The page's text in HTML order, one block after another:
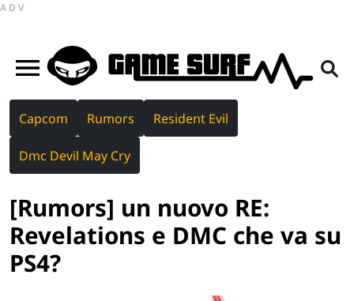
ADV
Capcom Rumors Resident Evil
Dmc Devil May Cry
[Rumors] un nuovo RE:
Revelations e DMC che va su
PS4?